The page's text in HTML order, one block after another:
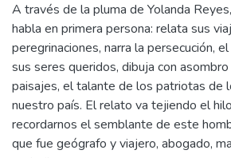
A través de la pluma de Yolanda
habla en primera persona: relata sus
peregrinaciones, narra la persecución,
sus seres queridos, dibuja con
paisajes, el talante de los patriotas de
nuestro país. El relato va tejiendo el
recordarnos el semblante de este
que fue geógrafo y viajero, abogado,